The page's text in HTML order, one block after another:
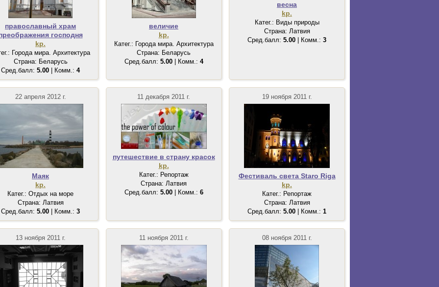
православный храм
господня
kp.
Города мира. Архитектура
Страна: Беларусь
Сред.балл: 5.00 | Комм.: 4
величие
kp.
Катег.: Города мира. Архитектура
Страна: Беларусь
Сред.балл: 5.00| Комм.: 4
весна
kp.
Катег.: Виды природы
Страна: Латвия
Сред.балл: 5.00 | Комм.: 3
22 апреля 2012 г.
Маяк
kp.
Катег.: Отдых на море
Страна: Латвия
Сред.балл: 5.00 | Комм.: 3
11 декабря 2011 г.
путешествие в страну красок
kp.
Катег.: Репортаж
Страна: Латвия
Сред.балл: 5.00| Комм.: 6
19 ноября 2011 г.
Фестиваль света Staro Riga
kp.
Катег.: Репортаж
Страна: Латвия
Сред.балл: 5.00 | Комм.: 1
13 ноября 2011 г. 11 ноября 2011 г. 08 ноября 2011 г.